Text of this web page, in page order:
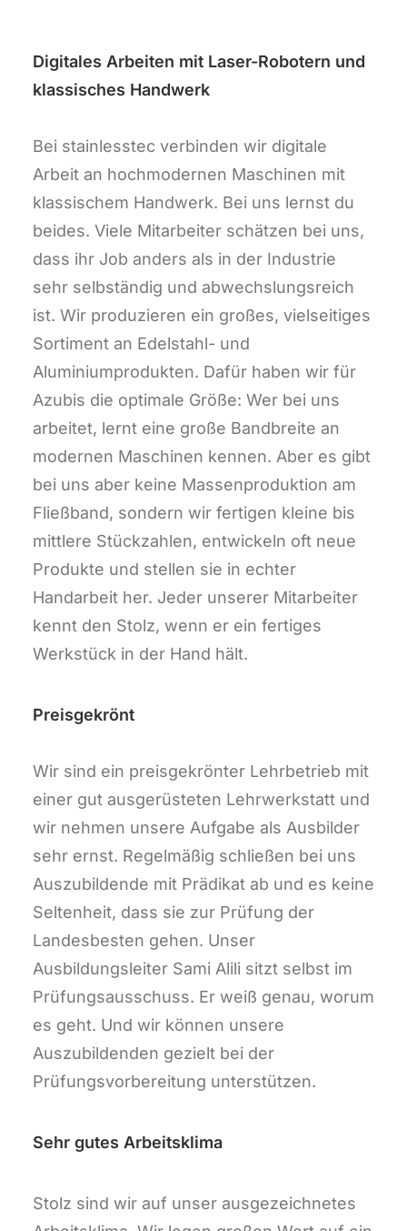
Digitales Arbeiten mit Laser-Robotern und
klassisches Handwerk
Bei stainlesstec verbinden wir digitale
Arbeit an hochmodernen Maschinen mit
klassischem Handwerk. Bei uns lernst du
beides. Viele Mitarbeiter schätzen bei uns,
dass ihr Job anders als in der Industrie
sehr selbständig und abwechslungsreich
ist. Wir produzieren ein großes, vielseitiges
Sortiment an Edelstahl- und
Aluminiumprodukten. Dafür haben wir für
Azubis die optimale Größe: Wer bei uns
arbeitet, lernt eine große Bandbreite an
modernen Maschinen kennen. Aber es gibt
bei uns aber keine Massenproduktion am
Fließband, sondern wir fertigen kleine bis
mittlere Stückzahlen, entwickeln oft neue
Produkte und stellen sie in echter
Handarbeit her. Jeder unserer Mitarbeiter
kennt den Stolz, wenn er ein fertiges
Werkstück in der Hand hält.
Preisgekrönt
Wir sind ein preisgekrönter Lehrbetrieb mit
einer gut ausgerüsteten Lehrwerkstatt und
wir nehmen unsere Aufgabe als Ausbilder
sehr ernst. Regelmäßig schließen bei uns
Auszubildende mit Prädikat ab und es keine
Seltenheit, dass sie zur Prüfung der
Landesbesten gehen. Unser
Ausbildungsleiter Sami Alili sitzt selbst im
Prüfungsausschuss. Er weiß genau, worum
es geht. Und wir können unsere
Auszubildenden gezielt bei der
Prüfungsvorbereitung unterstützen.
Sehr gutes Arbeitsklima
Stolz sind wir auf unser ausgezeichnetes